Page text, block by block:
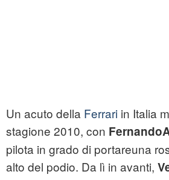
Un acuto della Ferrari in Italia
stagione 2010, con
pilota in grado di portareuna
alto del podio. Da lì in avanti,